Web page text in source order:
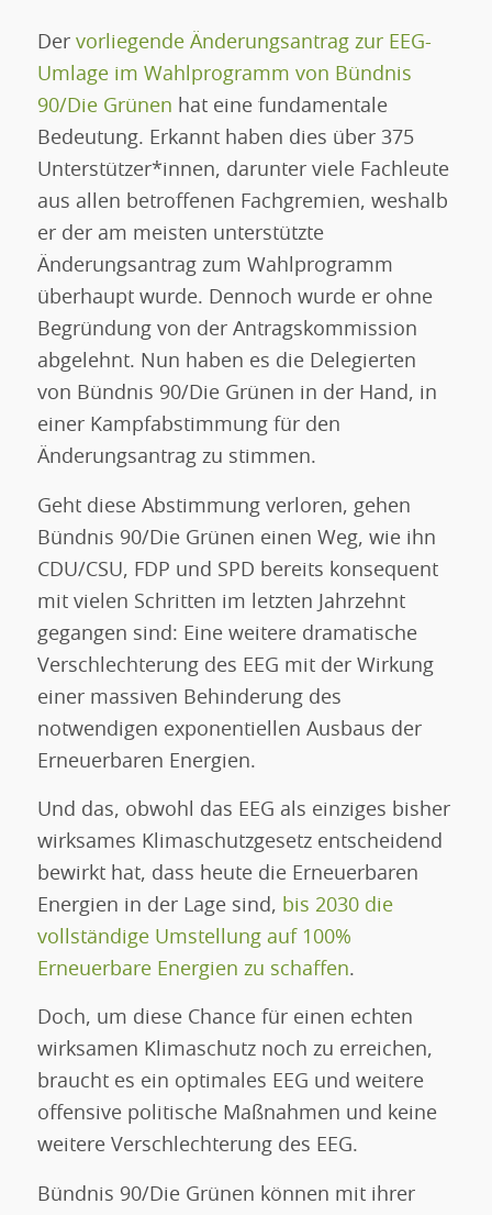
Der vorliegende Änderungsantrag zur EEG-
Umlage im Wahlprogramm von Bündnis
90/Die Grünen hat eine fundamentale
Bedeutung. Erkannt haben dies über 375
Unterstützer*innen, darunter viele Fachleute
aus allen betroffenen Fachgremien, weshalb
er der am meisten unterstützte
Änderungsantrag zum Wahlprogramm
überhaupt wurde. Dennoch wurde er ohne
Begründung von der Antragskommission
abgelehnt. Nun haben es die Delegierten
von Bündnis 90/Die Grünen in der Hand, in
einer Kampfabstimmung für den
Änderungsantrag zu stimmen.
Geht diese Abstimmung verloren, gehen
Bündnis 90/Die Grünen einen Weg, wie ihn
CDU/CSU, FDP und SPD bereits konsequent
mit vielen Schritten im letzten Jahrzehnt
gegangen sind: Eine weitere dramatische
Verschlechterung des EEG mit der Wirkung
einer massiven Behinderung des
notwendigen exponentiellen Ausbaus der
Erneuerbaren Energien.
Und das, obwohl das EEG als einziges bisher
wirksames Klimaschutzgesetz entscheidend
bewirkt hat, dass heute die Erneuerbaren
Energien in der Lage sind, bis 2030 die
vollständige Umstellung auf 100%
Erneuerbare Energien zu schaffen.
Doch, um diese Chance für einen echten
wirksamen Klimaschutz noch zu erreichen,
braucht es ein optimales EEG und weitere
offensive politische Maßnahmen und keine
weitere Verschlechterung des EEG.
Bündnis 90/Die Grünen können mit ihrer